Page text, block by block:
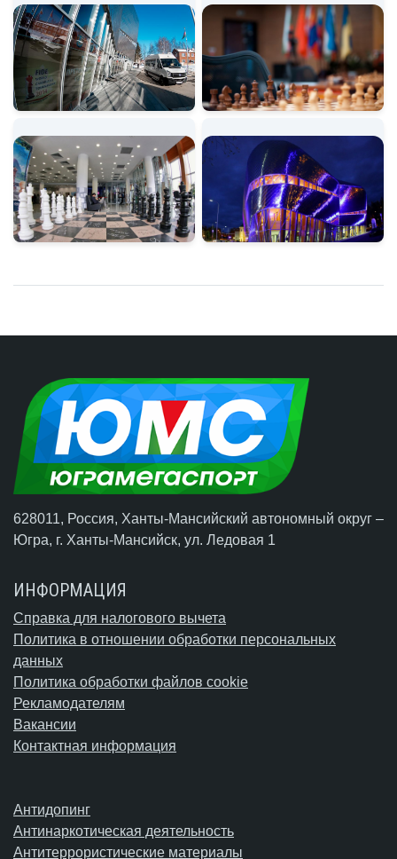
628011, Россия, Ханты-Мансийский автономный округ –
Югра, г. Ханты-Мансийск, ул. Ледовая 1
ИНФОРМАЦИЯ
Справка для налогового вычета
Политика в отношении обработки персональных
данных
Политика обработки файлов cookie
Рекламодателям
Вакансии
Контактная информация
Антидопинг
Антинаркотическая деятельность
Антитеррористические материалы